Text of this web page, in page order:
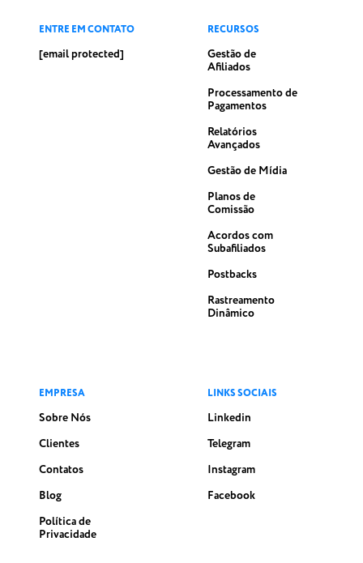
ENTRE EM CONTATO
[email protected]
RECURSOS
Gestão de
Afiliados
Processamento de
Pagamentos
Relatórios
Avançados
Gestão de Mídia
Planos de
Comissão
Acordos com
Subafiliados
Postbacks
Rastreamento
Dinâmico
EMPRESA
Sobre Nós
Clientes
Contatos
Blog
Política de
Privacidade
LINKS SOCIAIS
Linkedin
Telegram
Instagram
Facebook